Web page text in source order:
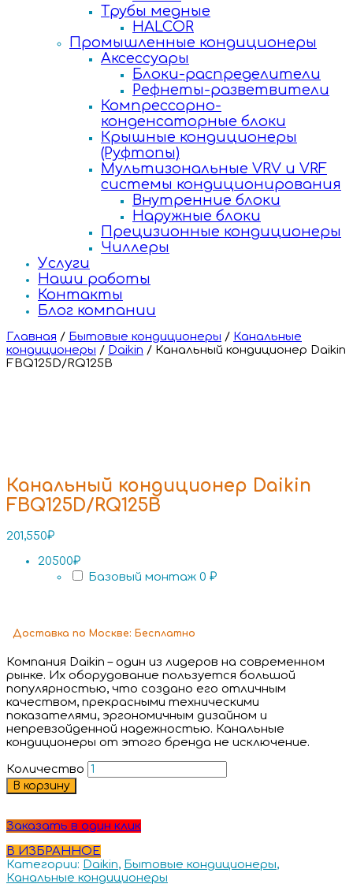
Трубы медные
HALCOR
Промышленные кондиционеры
Аксессуары
Блоки-распределители
Рефнеты-разветвители
Компрессорно-
конденсаторные блоки
Крышные кондиционеры
(Руфтопы)
Мультизональные VRV и VRF
системы кондиционирования
Внутренние блоки
Наружные блоки
Прецизионные кондиционеры
Чиллеры
Услуги
Наши работы
Контакты
Блог компании
Главная / Бытовые кондиционеры / Канальные
кондиционеры / Daikin / Канальный кондиционер Daikin
FBQ125D/RQ125B
Канальный кондиционер Daikin
FBQ125D/RQ125B
201,550₽
20500₽
Базовый монтаж 0 ₽
Доставка по Москве: Бесплатно
Компания Daikin – один из лидеров на современном
рынке. Их оборудование пользуется большой
популярностью, что создано его отличным
качеством, прекрасными техническими
показателями, эргономичным дизайном и
непревзойденной надежностью. Канальные
кондиционеры от этого бренда не исключение.
Количество
В корзину
Заказать в один клик
В ИЗБРАННОЕ
Категории: Daikin, Бытовые кондиционеры,
Канальные кондиционеры